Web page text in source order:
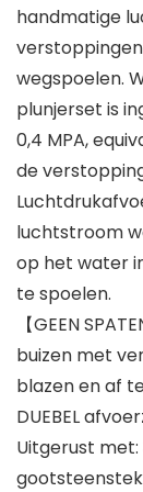
handmatige
wegspoelen.
plunjerset is
0,4 MPA,
de
luchtstroom
op het water
te spoelen.
【GEEN
buizen met
blazen en af
DUEBEL
Uitgerust